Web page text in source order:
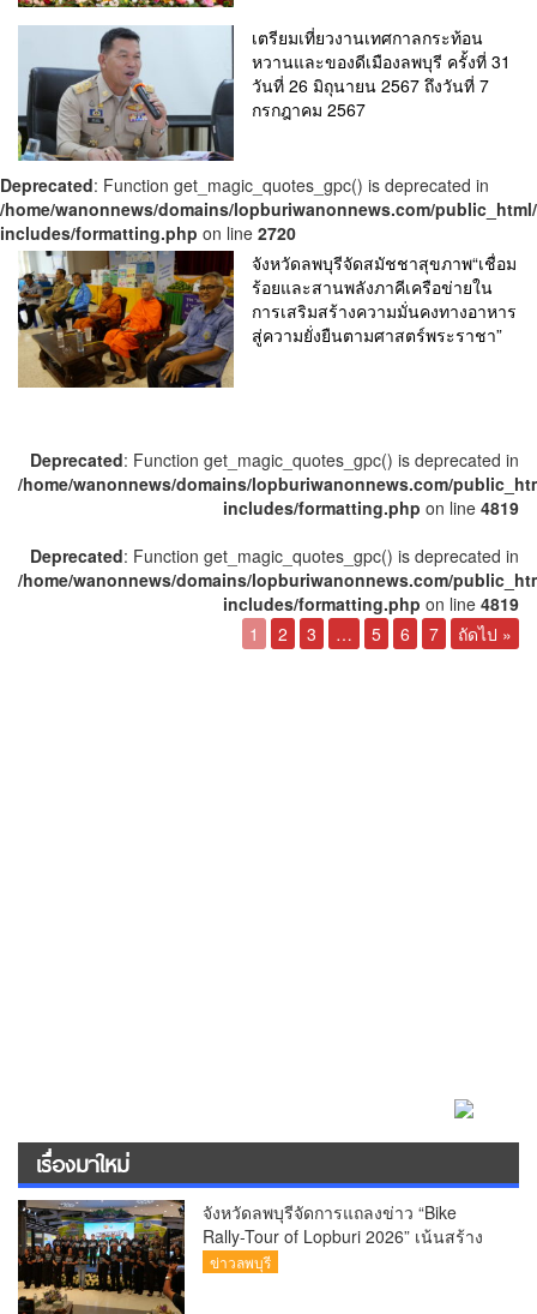
เตรียมเที่ยวงานเทศกาลกระท้อน
หวานและของดีเมืองลพบุรี ครั้งที่ 31
วันที่ 26 มิถุนายน 2567 ถึงวันที่ 7
กรกฎาคม 2567
Deprecated: Function get_magic_quotes_gpc() is deprecated in
/home/wanonnews/domains/lopburiwanonnews.com/
includes/formatting.php on line 2720
จังหวัดลพบุรีจัดสมัชชาสุขภาพ“เชื่อม
ร้อยและสานพลังภาคีเครือข่ายใน
การเสริมสร้างความมั่นคงทางอาหาร
สู่ความยั่งยืนตามศาสตร์พระราชา”
Deprecated: Function get_magic_quotes_gpc() is deprecated in
/home/wanonnews/domains/lopburiwanonnews.com/
includes/formatting.php on line 4819
Deprecated: Function get_magic_quotes_gpc() is deprecated in
/home/wanonnews/domains/lopburiwanonnews.com/
includes/formatting.php on line 4819
1
2 3 … 5 6 7 ถัดไป »
เรื่องมาใหม่
จังหวัดลพบุรีจัดการแถลงข่าว “Bike
Rally-Tour of Lopburi 2026” เน้นสร้าง
“ประสบการณ์ครบวงจร”
ข่าวลพบุรี